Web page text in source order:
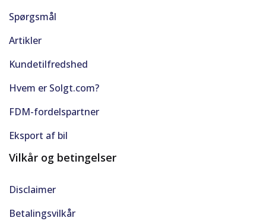
Spørgsmål
Artikler
Kundetilfredshed
Hvem er Solgt.com?
FDM-fordelspartner
Eksport af bil
Vilkår og betingelser
Disclaimer
Betalingsvilkår